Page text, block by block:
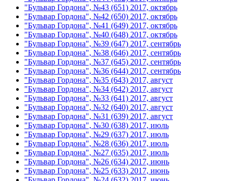
"Бульвар Гордона", №43 (651) 2017, октябрь
"Бульвар Гордона", №42 (650) 2017, октябрь
"Бульвар Гордона", №41 (649) 2017, октябрь
"Бульвар Гордона", №40 (648) 2017, октябрь
"Бульвар Гордона", №39 (647) 2017, сентябрь
"Бульвар Гордона", №38 (646) 2017, сентябрь
"Бульвар Гордона", №37 (645) 2017, сентябрь
"Бульвар Гордона", №36 (644) 2017, сентябрь
"Бульвар Гордона", №35 (643) 2017, август
"Бульвар Гордона", №34 (642) 2017, август
"Бульвар Гордона", №33 (641) 2017, август
"Бульвар Гордона", №32 (640) 2017, август
"Бульвар Гордона", №31 (639) 2017, август
"Бульвар Гордона", №30 (638) 2017, июль
"Бульвар Гордона", №29 (637) 2017, июль
"Бульвар Гордона", №28 (636) 2017, июль
"Бульвар Гордона", №27 (635) 2017, июль
"Бульвар Гордона", №26 (634) 2017, июнь
"Бульвар Гордона", №25 (633) 2017, июнь